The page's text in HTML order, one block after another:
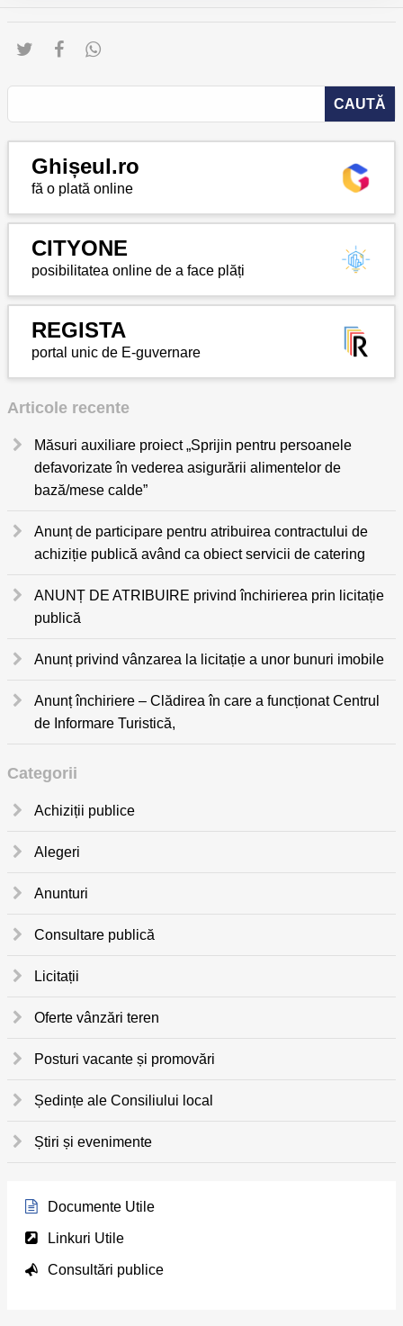
Ghișeul.ro
fă o plată online
CITYONE
posibilitatea online de a face plăți
REGISTA
portal unic de E-guvernare
Articole recente
Măsuri auxiliare proiect „Sprijin pentru persoanele
defavorizate în vederea asigurării alimentelor de
bază/mese calde”
Anunț de participare pentru atribuirea contractului de
achiziție publică având ca obiect servicii de catering
ANUNȚ DE ATRIBUIRE privind închirierea prin licitație
publică
Anunț privind vânzarea la licitație a unor bunuri imobile
Anunț închiriere – Clădirea în care a funcționat Centrul
de Informare Turistică,
Categorii
Achiziții publice
Alegeri
Anunturi
Consultare publică
Licitații
Oferte vânzări teren
Posturi vacante și promovări
Ședințe ale Consiliului local
Știri și evenimente
Documente Utile
Linkuri Utile
Consultări publice